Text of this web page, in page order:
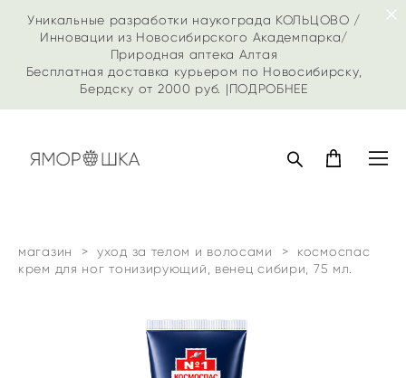
Уникальные разработки наукограда КОЛЬЦОВО /
Инновации из Новосибирского Академпарка/
Природная аптека Алтая
Бесплатная доставка курьером по Новосибирску,
Бердску от 2000 руб. |ПОДРОБНЕЕ
магазин > уход за телом и волосами >
космоспас
крем для ног тонизирующий, венец сибири, 75 мл.